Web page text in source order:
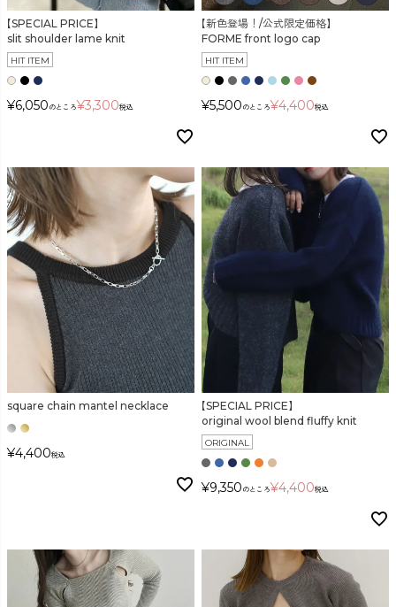
【SPECIAL PRICE】
slit shoulder lame knit
HIT ITEM
¥6,050 のところ¥3,300税込
【新色登場！/公式限定価格】
FORME front logo cap
HIT ITEM
¥5,500 のところ¥4,400税込
square chain mantel necklace
¥4,400税込
【SPECIAL PRICE】
original wool blend fluffy knit
ORIGINAL
¥9,350 のところ¥4,400税込